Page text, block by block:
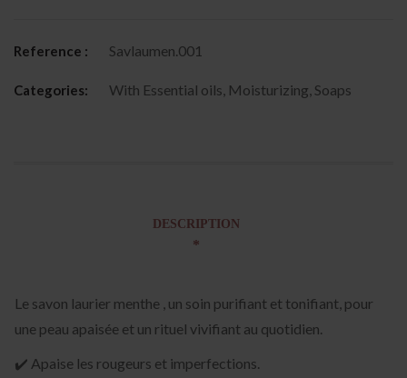
Reference : Savlaumen.001
Categories: With Essential oils Moisturizing Soaps
DESCRIPTION
Le savon laurier menthe , un soin purifiant et tonifiant, pour
une peau apaisée et un rituel vivifiant au quotidien.
✔️ Apaise les rougeurs et imperfections.